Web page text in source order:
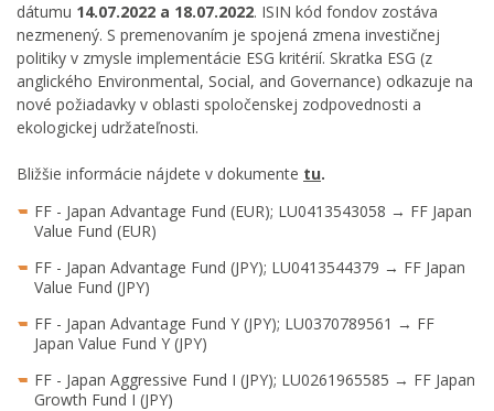
dátumu 14.07.2022 a 18.07.2022. ISIN kód fondov zostáva
nezmenený. S premenovaním je spojená zmena investičnej
politiky v zmysle implementácie ESG kritérií. Skratka ESG (z
anglického Environmental, Social, and Governance) odkazuje na
nové požiadavky v oblasti spoločenskej zodpovednosti a
ekologickej udržateľnosti.
Bližšie informácie nájdete v dokumente tu.
FF - Japan Advantage Fund (EUR); LU0413543058 → FF Japan
Value Fund (EUR)
FF - Japan Advantage Fund (JPY); LU0413544379 → FF Japan
Value Fund (JPY)
FF - Japan Advantage Fund Y (JPY); LU0370789561 → FF
Japan Value Fund Y (JPY)
FF - Japan Aggressive Fund I (JPY); LU0261965585 → FF Japan
Growth Fund I (JPY)